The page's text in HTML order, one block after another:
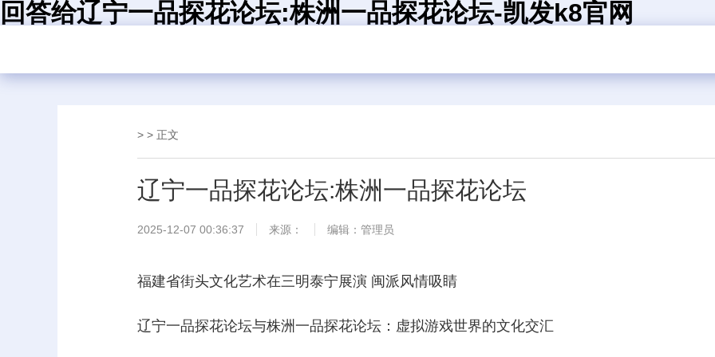
回答给辽宁一品探花论坛:株洲一品探花论坛-凯发k8官网
> > 正文
辽宁一品探花论坛:株洲一品探花论坛
2025-12-07 00:36:37 来源： 编辑：管理员
福建省街头文化艺术在三明泰宁展演 闽派风情吸睛
辽宁一品探花论坛与株洲一品探花论坛：虚拟游戏世界的文化交汇